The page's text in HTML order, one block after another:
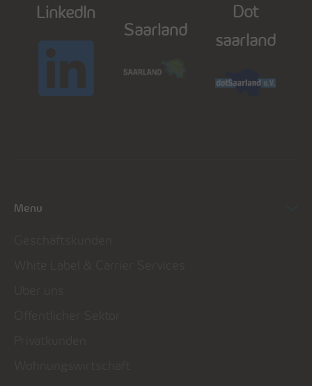
LinkedIn
Saarland
Dot
saarland
Menu